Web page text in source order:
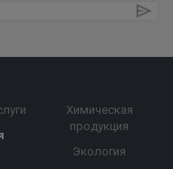
Химическая
продукция
Экология